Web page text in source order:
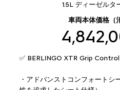
1.5L ディーゼルタ
車両本体価格（
✅ BERLINGO XTR Grip
・アドバンストコンフォートシ